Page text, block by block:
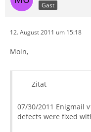
Gast
12. August 2011 um 15:18
Moin,
Zitat
07/30/2011 Enigmail
defects were fixed